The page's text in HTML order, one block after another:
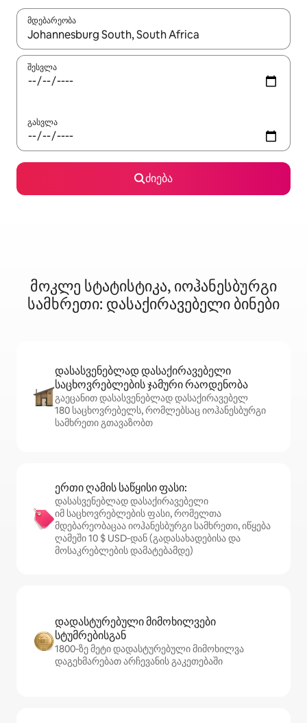
მდებარეობა
როცა შედეგები ხელმისაწვდომი გახდება, ნავიგაციისთვის
შესვლა
გასვლა
ძიება
მოკლე სტატისტიკა, იოჰანესბურგი
სამხრეთი: დასაქირავებელი ბინები
დასასვენებლად დასაქირავებელი
საცხოვრებლების ჯამური რაოდენობა
გაეცანით დასასვენებლად დასაქირავებელ
180 საცხოვრებელს, რომლებსაც იოჰანესბურგი
სამხრეთი გთავაზობთ
ერთი ღამის საწყისი ფასი:
დასასვენებლად დასაქირავებელი
იმ საცხოვრებლების ფასი, რომელთა
მდებარეობაცაა იოჰანესბურგი სამხრეთი, იწყება
ღამეში 10 $ USD‑დან (გადასახადებისა და
მოსაკრებლების დამატებამდე)
დადასტურებული მიმოხილვები
სტუმრებისგან
1800‑ზე მეტი დადასტურებული მიმოხილვა
დაგეხმარებათ არჩევანის გაკეთებაში